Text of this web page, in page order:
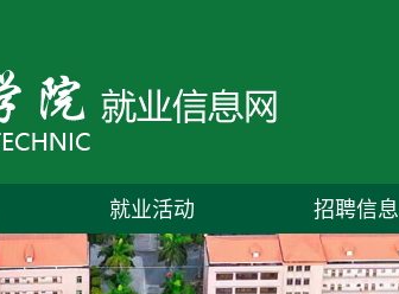
就业活动 招聘信息